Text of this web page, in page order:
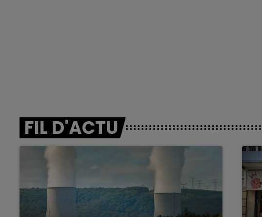
FIL D'ACTU